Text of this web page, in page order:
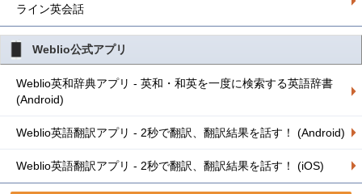
ライン英会話
Weblio公式アプリ
Weblio英和辞典アプリ - 英和・和英を一度に検索する英語辞書
(Android)
Weblio英語翻訳アプリ - 2秒で翻訳、翻訳結果を話す！ (Android)
Weblio英語翻訳アプリ - 2秒で翻訳、翻訳結果を話す！ (iOS)